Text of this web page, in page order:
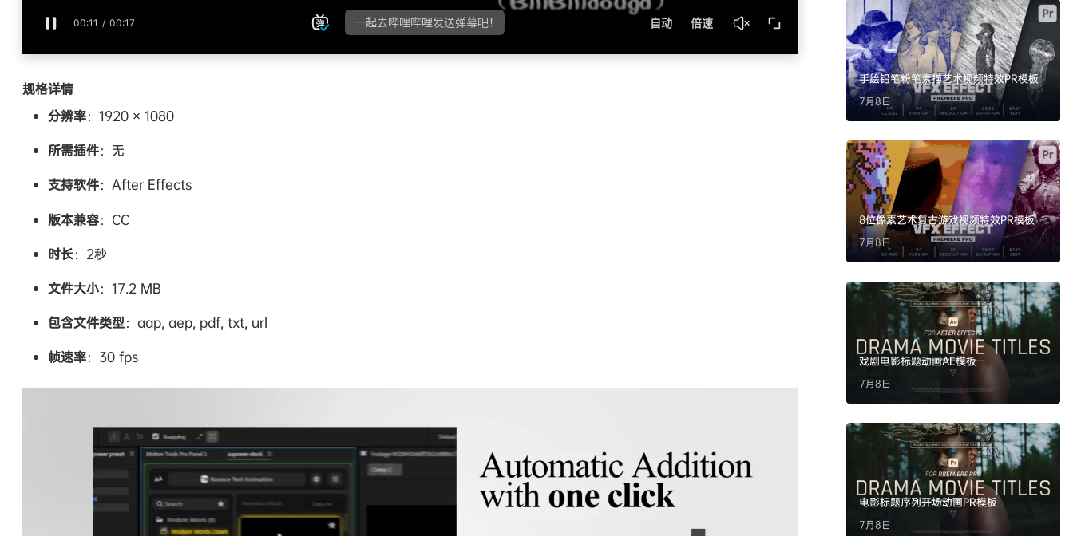
规格详情
分辨率：1920 × 1080
所需插件：无
支持软件：After Effects
版本兼容：CC
时长：2秒
文件大小：17.2 MB
包含文件类型：aap, aep, pdf, txt, url
帧速率：30 fps
手绘铅笔粉笔素描艺术视频特效PR模板
7月8日
8位像素艺术复古游戏视频特效PR模板
7月8日
戏剧电影标题动画AE模板
7月8日
电影标题序列开场动画PR模板
7月8日